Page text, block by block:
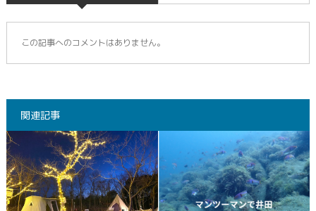
この記事へのコメントはありません。
関連記事